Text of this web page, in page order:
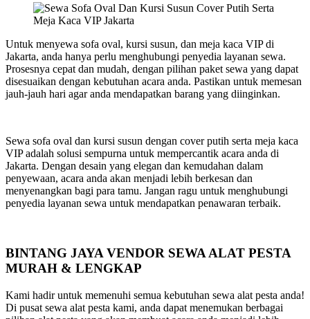
Untuk menyewa sofa oval, kursi susun, dan meja kaca VIP di
Jakarta, anda hanya perlu menghubungi penyedia layanan sewa.
Prosesnya cepat dan mudah, dengan pilihan paket sewa yang dapat
disesuaikan dengan kebutuhan acara anda. Pastikan untuk memesan
jauh-jauh hari agar anda mendapatkan barang yang diinginkan.
Sewa sofa oval dan kursi susun dengan cover putih serta meja kaca
VIP adalah solusi sempurna untuk mempercantik acara anda di
Jakarta. Dengan desain yang elegan dan kemudahan dalam
penyewaan, acara anda akan menjadi lebih berkesan dan
menyenangkan bagi para tamu. Jangan ragu untuk menghubungi
penyedia layanan sewa untuk mendapatkan penawaran terbaik.
BINTANG JAYA VENDOR SEWA ALAT PESTA
MURAH & LENGKAP
Kami hadir untuk memenuhi semua kebutuhan sewa alat pesta anda!
Di pusat sewa alat pesta kami, anda dapat menemukan berbagai